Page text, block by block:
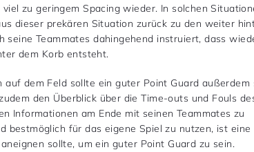
zu geringem Spacing wieder. In solchen
dieser prekären Situation zurück zu den weiter
seine Teammates dahingehend instruiert, dass
dem Korb entsteht.
auf dem Feld sollte ein guter Point Guard außerdem
den Überblick über die Time-outs und Fouls
Informationen am Ende mit seinen Teammates zu
bestmöglich für das eigene Spiel zu nutzen, ist eine
sollte, um ein guter Point Guard zu sein.